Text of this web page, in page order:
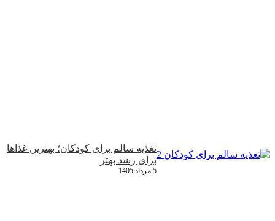
تغذیه سالم برای کودکان؛ بهترین غذاها
برای رشد بهتر
5 مرداد 1405